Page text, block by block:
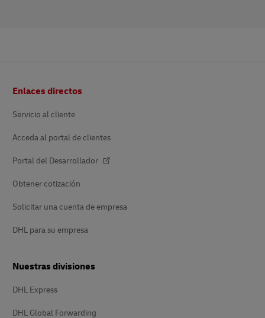
de
Enlaces directos
Servicio al cliente
Acceda al portal de clientes
Portal del Desarrollador
Obtener cotización
Solicitar una cuenta de empresa
DHL para su empresa
Nuestras divisiones
DHL Express
DHL Global Forwarding